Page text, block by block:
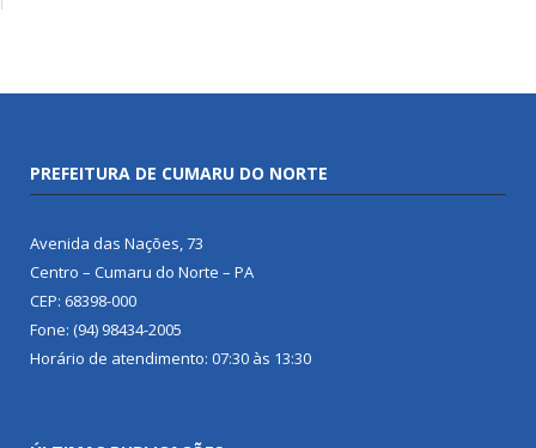
PREFEITURA DE CUMARU DO NORTE
Avenida das Nações, 73
Centro – Cumaru do Norte – PA
CEP: 68398-000
Fone: (94) 98434-2005
Horário de atendimento: 07:30 às 13:30